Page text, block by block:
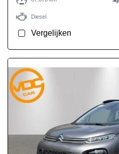
Diesel
Vergelijken